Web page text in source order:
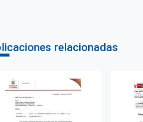
relacionadas